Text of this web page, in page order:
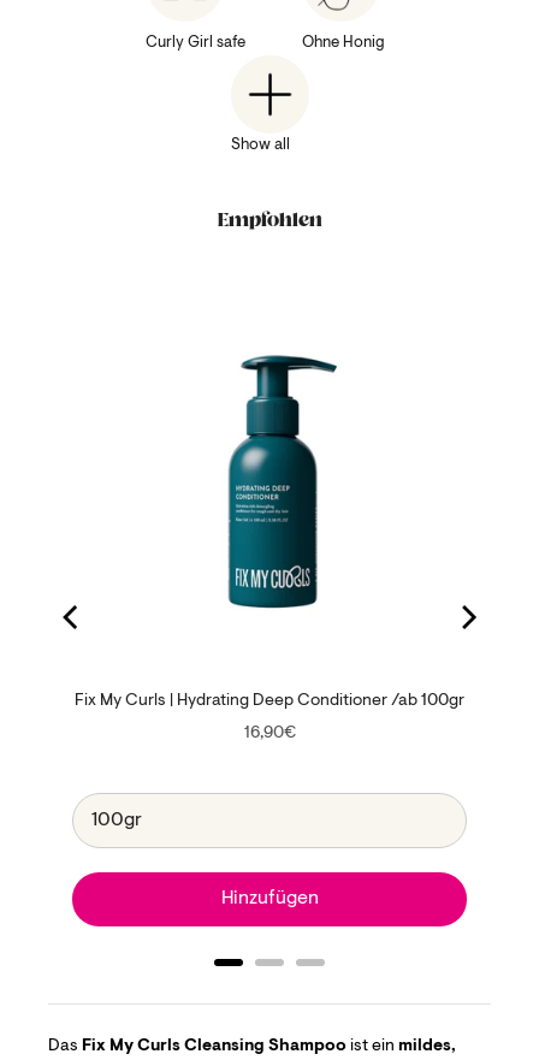
Curly Girl safe Ohne Honig
Show all
Empfohlen
Fix My Curls | Hydrating Deep Conditioner /ab 100gr
Price
16,90€
Hinzufügen
Das Fix My Curls Cleansing Shampoo ist ein mildes,